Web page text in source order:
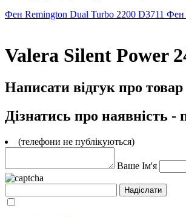
Фен Remington Dual Turbo 2200 D3711 Фен
Valera Silent Power
Написати відгук про товар
Дізнатись про наявність -
(телефони не публікуються)
Ваше Ім'я